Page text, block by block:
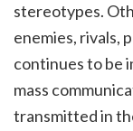
stereotypes.
enemies, rivals,
continues to be
mass
transmitted in